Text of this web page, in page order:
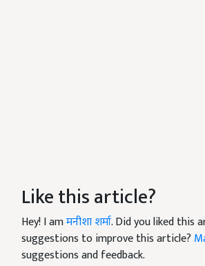
Like this article?
Hey! I amमनीशा शर्मा. Did you liked this
suggestions to improve this article?
suggestions and feedback.